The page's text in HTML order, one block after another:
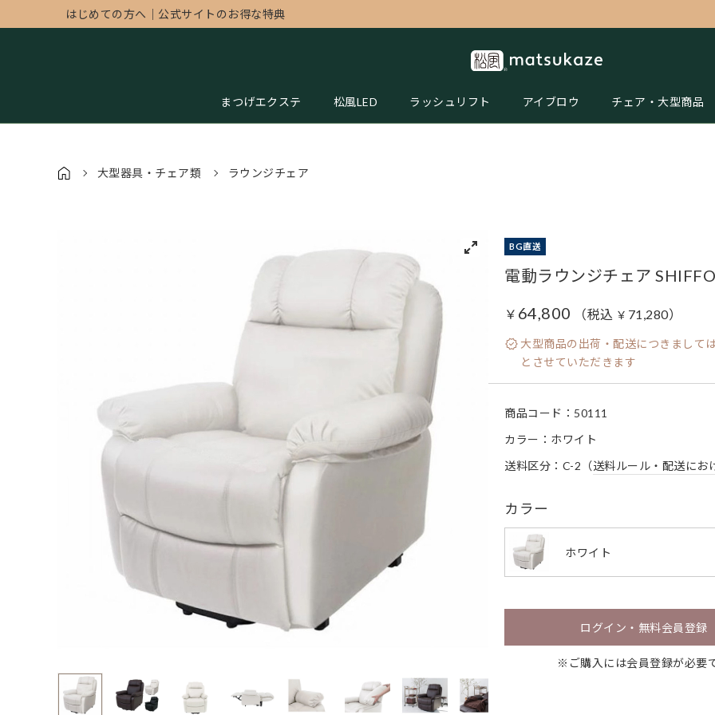
はじめての方へ 公式サイトのお得な特典
まつげエクステ 松風LED ラッシュリフト アイブロウ チェア・大型商品
大型器具・チェア類 ラウンジチェア
BG直送
電動ラウンジチェア
￥ 64,800 （税込 ￥ 71,280）
大型商品の出荷・配送につきまして
とさせていただきます
商品コード： 50111
カラー：ホワイト
送料区分：C-2（送料ルール・配送にお
カラー
ホワイト
ログイン・無料会員登録
※ご購入には会員登録が必要